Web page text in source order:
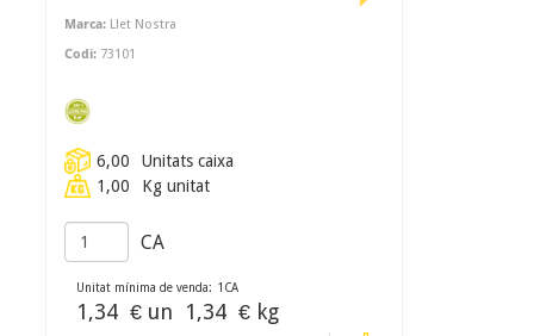
Marca: Llet Nostra
Codi: 73101
6,00
Unitats caixa
1,00
Kg unitat
CA
Unitat mínima de venda: 1 CA
1,34 € un 1,34 € kg